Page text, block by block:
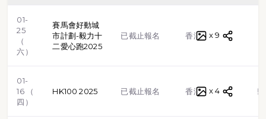
01-
25
（
六）
賽馬會好動城
市計劃-毅力十
二愛心跑2025
已截止報名 香港 x 9
01-
16 （
四）
HK100 2025 已截止報名 香港 越野跑
x 4